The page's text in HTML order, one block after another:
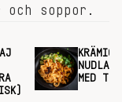
soppor.
MED